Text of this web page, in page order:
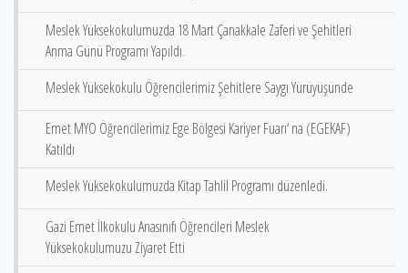
Meslek Yüksekokulumuzda 18 Mart Çanakkale Zaferi ve Şehitleri
Anma Günü Programı Yapıldı.
Meslek Yüksekokulu Öğrencilerimiz Şehitlere Saygı Yürüyüşünde
Emet MYO Öğrencilerimiz Ege Bölgesi Kariyer Fuarı‘ na (EGEKAF)
Katıldı
Meslek Yüksekokulumuzda Kitap Tahlil Programı düzenledi.
Gazi Emet İlkokulu Anasınıfı Öğrencileri Meslek
Yüksekokulumuzu Ziyaret Etti